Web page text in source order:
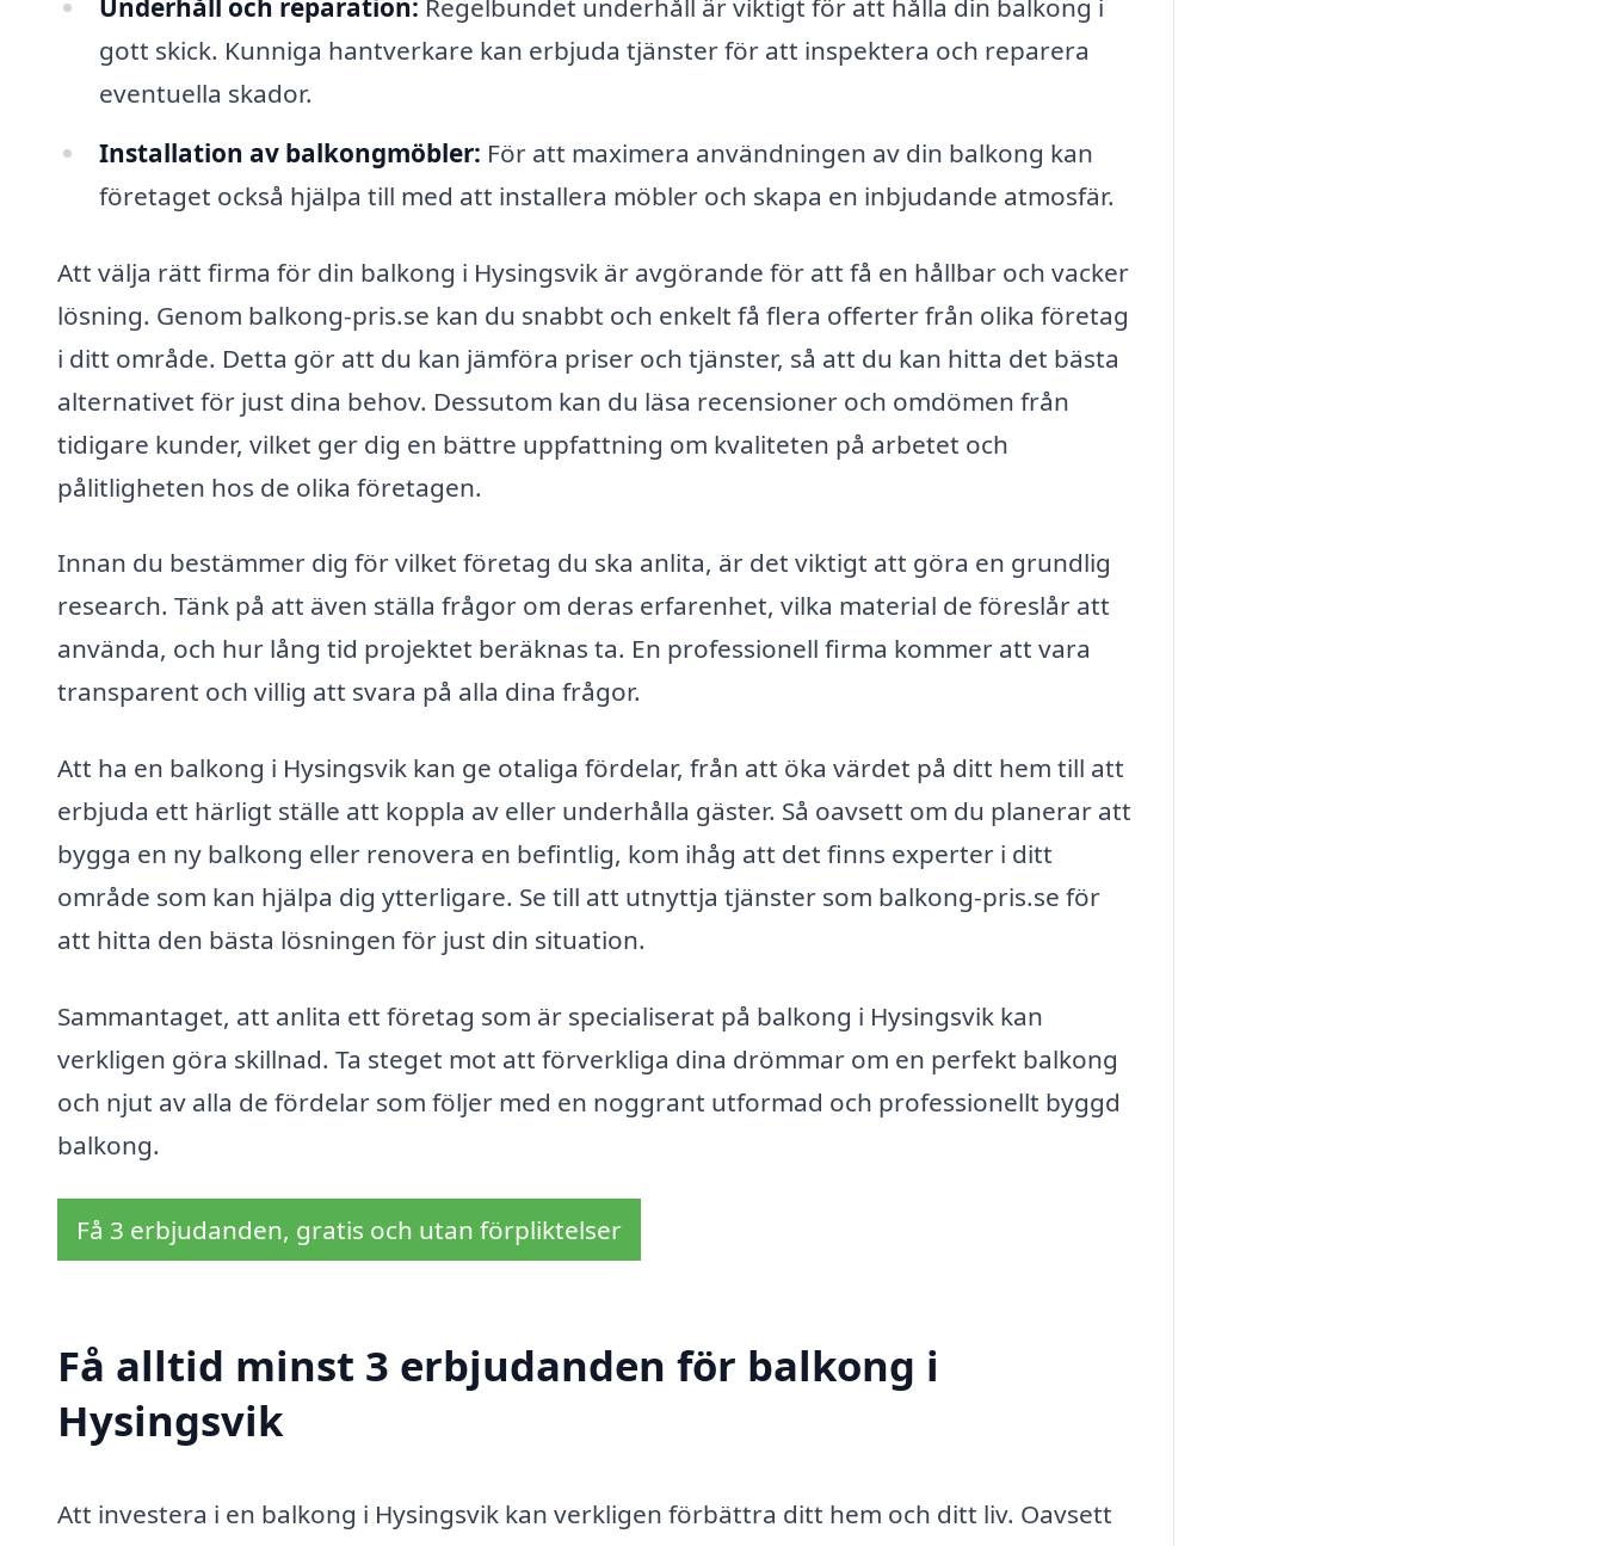
Underhåll och reparation: Regelbundet underhåll är viktigt för att hålla din balkong i
gott skick. Kunniga hantverkare kan erbjuda tjänster för att inspektera och reparera
eventuella skador.
Installation av balkongmöbler: För att maximera användningen av din balkong kan
företaget också hjälpa till med att installera möbler och skapa en inbjudande atmosfär.
Att välja rätt firma för din balkong i Hysingsvik är avgörande för att få en hållbar och vacker
lösning. Genom balkong-pris.se kan du snabbt och enkelt få flera offerter från olika företag
i ditt område. Detta gör att du kan jämföra priser och tjänster, så att du kan hitta det bästa
alternativet för just dina behov. Dessutom kan du läsa recensioner och omdömen från
tidigare kunder, vilket ger dig en bättre uppfattning om kvaliteten på arbetet och
pålitligheten hos de olika företagen.
Innan du bestämmer dig för vilket företag du ska anlita, är det viktigt att göra en grundlig
research. Tänk på att även ställa frågor om deras erfarenhet, vilka material de föreslår att
använda, och hur lång tid projektet beräknas ta. En professionell firma kommer att vara
transparent och villig att svara på alla dina frågor.
Att ha en balkong i Hysingsvik kan ge otaliga fördelar, från att öka värdet på ditt hem till att
erbjuda ett härligt ställe att koppla av eller underhålla gäster. Så oavsett om du planerar att
bygga en ny balkong eller renovera en befintlig, kom ihåg att det finns experter i ditt
område som kan hjälpa dig ytterligare. Se till att utnyttja tjänster som balkong-pris.se för
att hitta den bästa lösningen för just din situation.
Sammantaget, att anlita ett företag som är specialiserat på balkong i Hysingsvik kan
verkligen göra skillnad. Ta steget mot att förverkliga dina drömmar om en perfekt balkong
och njut av alla de fördelar som följer med en noggrant utformad och professionellt byggd
balkong.
Få 3 erbjudanden, gratis och utan förpliktelser
Få alltid minst 3 erbjudanden för balkong i
Hysingsvik
Att investera i en balkong i Hysingsvik kan verkligen förbättra ditt hem och ditt liv. Oavsett